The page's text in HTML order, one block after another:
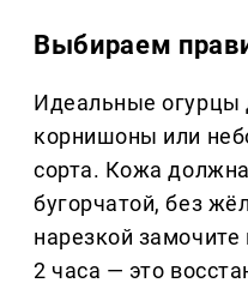
Выбираем
Идеальные огурцы
корнишоны или
сорта. Кожа
бугорчатой, без
нарезкой замочите
2 часа — это